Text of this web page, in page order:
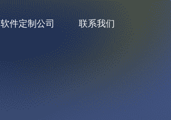
软件定制公司 联系我们